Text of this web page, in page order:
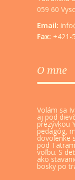
059 60
Email:
Fax: +421-
O mne
Volám sa
aj pod
prezývkou
pedagóg,
dovolenke
pod
voľbu. S
ako
bosky po